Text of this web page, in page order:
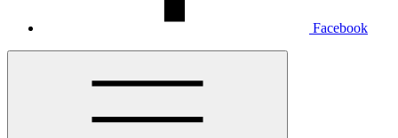
Facebook